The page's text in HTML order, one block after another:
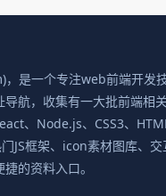
是一个专注web前端开发
航，收集有一大批前端相
、Node.js、CSS3、
JS框架、icon素材图库、
的资料入口。